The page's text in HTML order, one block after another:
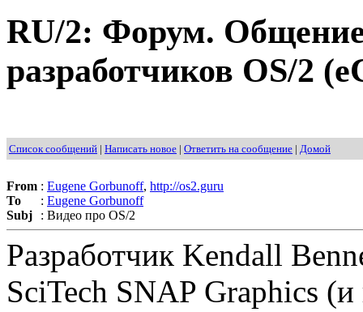
RU/2: Форум. Общение
разработчиков OS/2
Список сообщений | Написать новое | Ответить на сообщение | Домой
From : Eugene Gorbunoff, http://os2.guru
To
: Eugene Gorbunoff
Subj
: Видео про OS/2
Разработчик Kendall
SciTech SNAP Graphics (и